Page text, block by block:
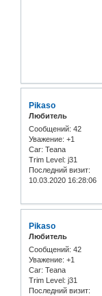
Pikaso
Любитель
Сообщений: 42
Уважение: +1
Car: Teana
Trim Level: j31
Последний визит:
10.03.2020 16:28:06
Pikaso
Любитель
Сообщений: 42
Уважение: +1
Car: Teana
Trim Level: j31
Последний визит: